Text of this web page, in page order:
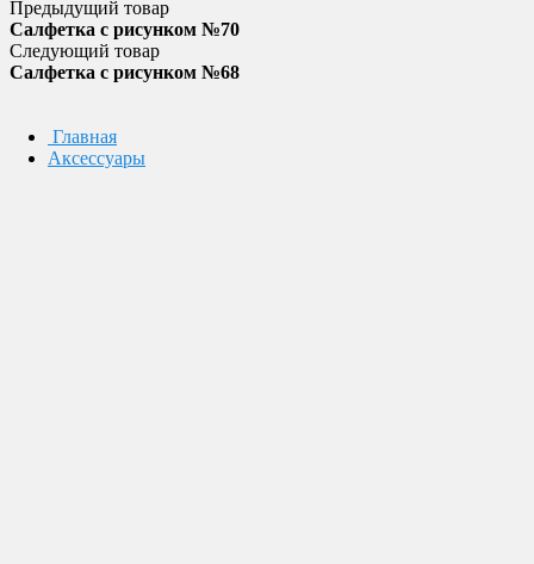
Предыдущий товар
Салфетка с рисунком №70
Следующий товар
Салфетка с рисунком №68
Главная
Аксессуары